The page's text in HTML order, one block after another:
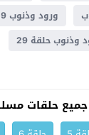
ورود وذنوب 29
وذنوب حلقة 29
جميع حلقات